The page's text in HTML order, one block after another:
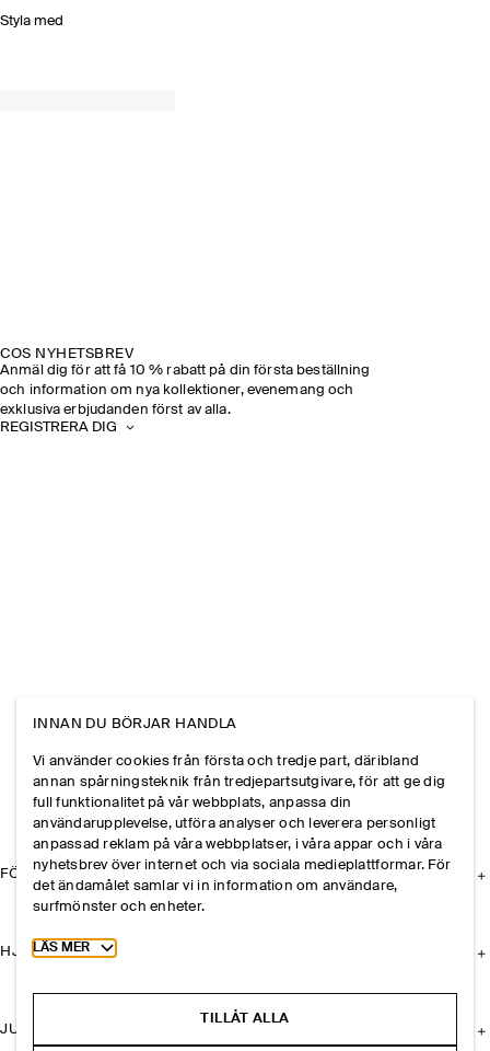
Styla med
COS NYHETSBREV
Anmäl dig för att få 10 % rabatt på din första beställning
och information om nya kollektioner, evenemang och
exklusiva erbjudanden först av alla.
REGISTRERA DIG
FÖRETAGET
HJÄLP
JURIDISK INFORMATION
INNAN DU BÖRJAR HANDLA
Vi använder cookies från första och tredje part, däribland
annan spårningsteknik från tredjepartsutgivare, för att ge dig
full funktionalitet på vår webbplats, anpassa din
användarupplevelse, utföra analyser och leverera personligt
anpassad reklam på våra webbplatser, i våra appar och i våra
nyhetsbrev över internet och via sociala medieplattformar. För
det ändamålet samlar vi in information om användare,
surfmönster och enheter.
Toggle more cookie information
LÄS MER
TILLÅT ALLA